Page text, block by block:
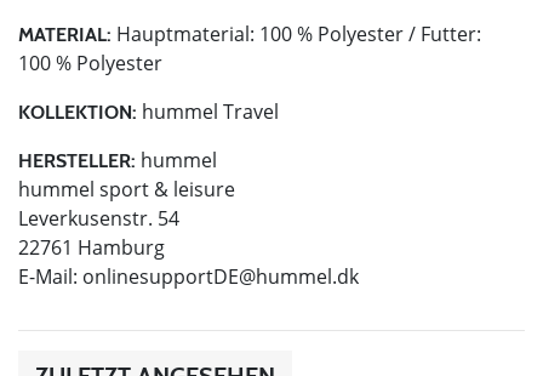
MATERIAL: Hauptmaterial: 100 % Polyester / Futter:
100 % Polyester
KOLLEKTION: hummel Travel
HERSTELLER: hummel
hummel sport & leisure
Leverkusenstr. 54
22761 Hamburg
E-Mail: onlinesupportDE@hummel.dk